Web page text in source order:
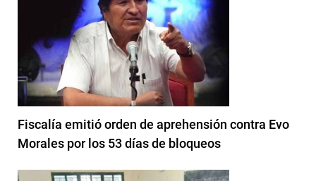
Fiscalía emitió orden de aprehensión contra Evo
Morales por los 53 días de bloqueos